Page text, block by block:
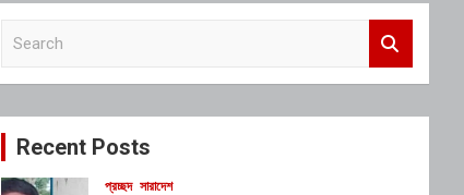
c
Recent Posts
প্রচ্ছদ সারাদেশ